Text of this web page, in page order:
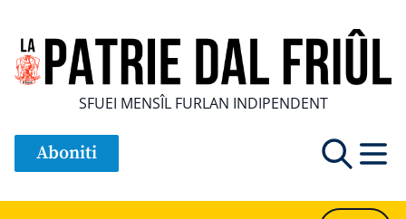
SFUEI MENSÎL FURLAN INDIPENDENT
Aboniti